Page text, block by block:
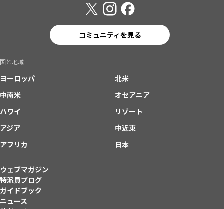
コミュニティを見る
国と地域
ヨーロッパ
北米
中南米
オセアニア
ハワイ
リゾート
アジア
中近東
アフリカ
日本
ウェブマガジン
特派員ブログ
ガイドブック
ニュース